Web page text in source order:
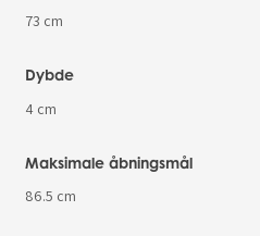
73 cm
Dybde
4 cm
Maksimale åbningsmål
86.5 cm